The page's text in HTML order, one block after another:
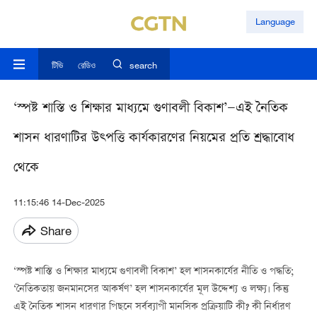
Language
টিভি রেডিও search
‘স্পষ্ট শাস্তি ও শিক্ষার মাধ্যমে গুণাবলী বিকাশ’—এই নৈতিক
শাসন ধারণাটির উত্পত্তি কার্যকারণের নিয়মের প্রতি শ্রদ্ধাবোধ
থেকে
11:15:46 14-Dec-2025
Share
‘স্পষ্ট শাস্তি ও শিক্ষার মাধ্যমে গুণাবলী বিকাশ’ হল শাসনকার্যের নীতি ও পদ্ধতি;
‘নৈতিকতায় জনমানসের আকর্ষণ’ হল শাসনকার্যের মূল উদ্দেশ্য ও লক্ষ্য। কিন্তু
এই নৈতিক শাসন ধারণার পিছনে সর্বব্যাপী মানসিক প্রক্রিয়াটি কী? কী নির্ধারণ